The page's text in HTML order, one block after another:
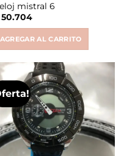
mistral 6
AGREGAR AL CARRITO